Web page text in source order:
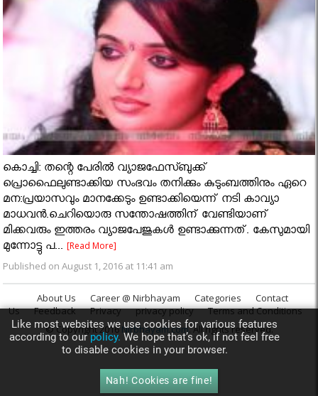
കൊച്ചി: തന്റെ പേരില്‍ വ്യാജഫേസ്ബുക്ക്
പ്രൊഫൈലുണ്ടാക്കിയ സംഭവം തനിക്കും കുടുംബത്തിനും ഏറെ
മന:പ്രയാസവും മാനക്കേടും ഉണ്ടാക്കിയെന്ന് നടി കാവ്യാ
മാധവന്‍.ചെറിയൊരു സന്തോഷത്തിന് വേണ്ടിയാണ്
മിക്കവരും ഇത്തരം വ്യാജപേജുകള്‍ ഉണ്ടാക്കുന്നത്. കേസുമായി
മുന്നോട്ടു പ...[Read More]
Published on August 1, 2016 at 11:41 am
About Us Career @ Nirbhayam Categories
Contact
Us
Feedback Privacy privacy policy
Terms and Conditions
© Copyright 2016Nirbhayam.com. All rights reserved.
Like most websites we use cookies for various features
according to ourpolicy.We hope that’s ok, if not feel free
to disable cookies in your browser.
Nah! Cookies are fine!